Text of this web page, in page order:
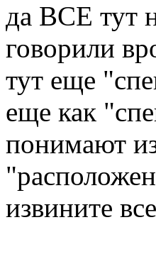
да ВСЕ тут
говорили
тут еще
еще как
понимают
извините